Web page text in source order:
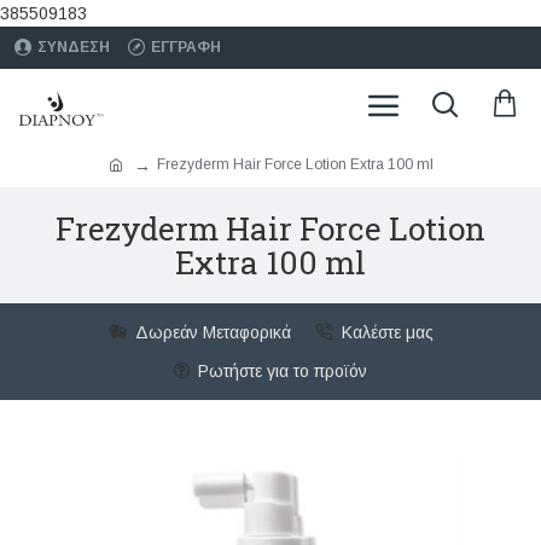
385509183
ΣΥΝΔΕΣΗ ΕΓΓΡΑΦΗ
Frezyderm Hair Force Lotion Extra 100 ml
Frezyderm Hair Force Lotion
Extra 100 ml
Δωρεάν Μεταφορικά
Καλέστε μας
Ρωτήστε για το προϊόν